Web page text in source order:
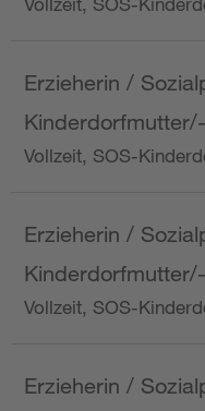
Erzieherin /
Vollzeit, SOS-
Erzieherin /
Vollzeit, SOS-
Erzieherin /